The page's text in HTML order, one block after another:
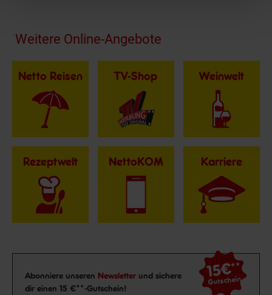
Fußzeile
Weitere Online-Angebote
Netto Reisen TV-Shop Weinwelt
Rezeptwelt NettoKOM Karriere
Newsletter Anmeldung
Abonniere unseren Newsletter und sichere
dir einen 15 €**-Gutschein!
15€**
Gutschein